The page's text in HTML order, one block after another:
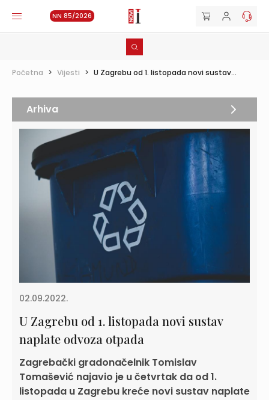
NN 85/2026
Početna > Vijesti > U Zagrebu od 1. listopada novi sustav...
02.09.2022.
U Zagrebu od 1. listopada novi sustav
naplate odvoza otpada
Zagrebački gradonačelnik Tomislav
Tomašević najavio je u četvrtak da od 1.
listopada u Zagrebu kreće novi sustav naplate
Arhiva